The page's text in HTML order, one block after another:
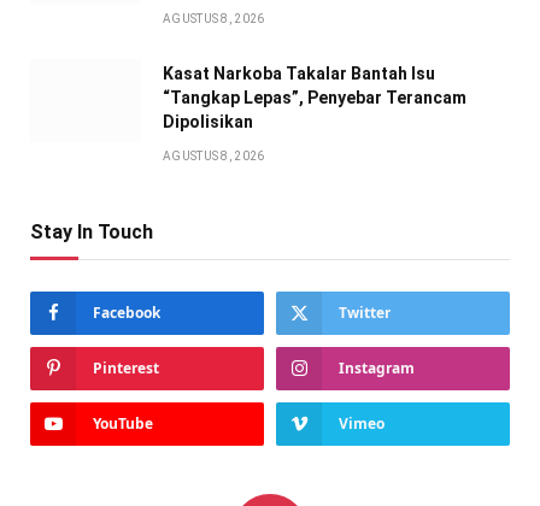
AGUSTUS 8, 2026
Kasat Narkoba Takalar Bantah Isu
“Tangkap Lepas”, Penyebar Terancam
Dipolisikan
AGUSTUS 8, 2026
Stay In Touch
Facebook Twitter
Pinterest Instagram
YouTube Vimeo